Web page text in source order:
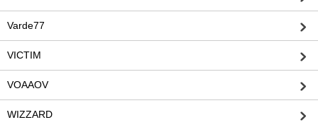
Varde77
VICTIM
VOAAOV
WIZZARD